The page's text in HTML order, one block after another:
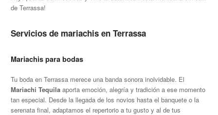
de Terrassa!
Servicios de mariachis en Terrassa
Mariachis para bodas
Tu boda en Terrassa merece una banda sonora inolvidable. El
Mariachi Tequila aporta emoción, alegría y tradición a ese momento
tan especial. Desde la llegada de los novios hasta el banquete o la
serenata final, adaptamos el repertorio a tu gusto y al de tus